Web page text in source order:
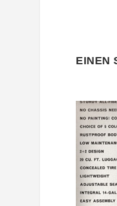
EINEN